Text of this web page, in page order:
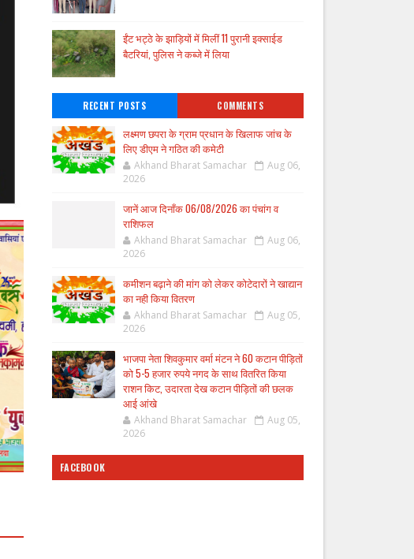
ईंट भट्ठे के झाड़ियों में मिलीं 11 पुरानी इक्साईड
बैटरियां, पुलिस ने कब्जे में लिया
RECENT POSTS COMMENTS
लक्ष्मण छपरा के ग्राम प्रधान के खिलाफ जांच के
लिए डीएम ने गठित की कमेटी
Akhand Bharat Samachar
Aug 06,
2026
जानें आज दिनाँक 06/08/2026 का पंचांग व
राशिफल
Akhand Bharat Samachar
Aug 06,
2026
कमीशन बढ़ाने की मांग को लेकर कोटेदारों ने खाद्यान
का नही किया वितरण
Akhand Bharat Samachar
Aug 05,
2026
भाजपा नेता शिवकुमार वर्मा मंटन ने 60 कटान पीड़ितों
को 5-5 हजार रुपये नगद के साथ वितरित किया
राशन किट, उदारता देख कटान पीड़ितों की छलक
आई आंखे
Akhand Bharat Samachar
Aug 05,
2026
FACEBOOK